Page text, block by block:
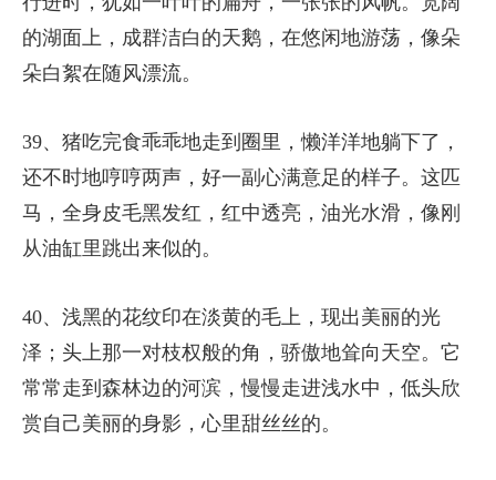
的湖面上，成群洁白的天鹅，在悠闲地游荡，像朵
朵白絮在随风漂流。
39、猪吃完食乖乖地走到圈里，懒洋洋地躺下了，
还不时地哼哼两声，好一副心满意足的样子。这匹
马，全身皮毛黑发红，红中透亮，油光水滑，像刚
从油缸里跳出来似的。
40、浅黑的花纹印在淡黄的毛上，现出美丽的光
泽；头上那一对枝权般的角，骄傲地耸向天空。它
常常走到森林边的河滨，慢慢走进浅水中，低头欣
赏自己美丽的身影，心里甜丝丝的。